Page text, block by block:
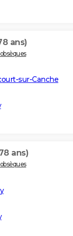
ans)
sur-Canche
ans)